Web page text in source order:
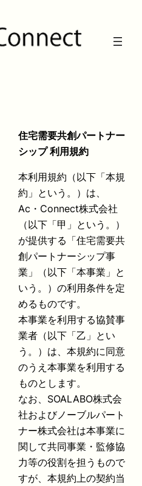
住宅需要共創パートナー
シップ 利用規約
本利用規約（以下「本規
約」という。）は、
Ac・Connect株式会社
（以下「甲」という。）
が提供する「住宅需要共
創パートナーシップ事
業」（以下「本事業」と
いう。）の利用条件を定
めるものです。
本事業を利用する協賛事
業者（以下「乙」とい
う。）は、本規約に同意
のうえ本事業を利用する
ものとします。
なお、SOALABO株式会
社およびノーブルパート
ナー株式会社は本事業に
関して共同事業・監修協
力等の役割を担うもので
すが、本規約上の契約当